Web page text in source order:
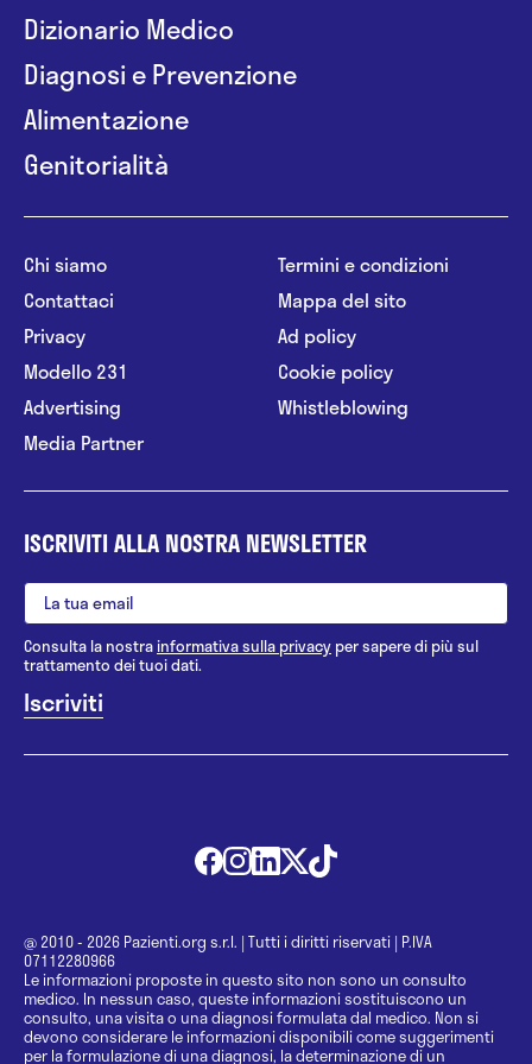
Dizionario Medico
Diagnosi e Prevenzione
Alimentazione
Genitorialità
Chi siamo
Contattaci
Privacy
Modello 231
Advertising
Media Partner
Termini e condizioni
Mappa del sito
Ad policy
Cookie policy
Whistleblowing
ISCRIVITI ALLA NOSTRA NEWSLETTER
Consulta la nostrainformativa sulla privacy per sapere di più sul
trattamento dei tuoi dati.
@ 2010 - 2026 Pazienti.org s.r.l. | Tutti i diritti riservati | P.IVA
07112280966
Le informazioni proposte in questo sito non sono un consulto
medico. In nessun caso, queste informazioni sostituiscono un
consulto, una visita o una diagnosi formulata dal medico. Non si
devono considerare le informazioni disponibili come suggerimenti
per la formulazione di una diagnosi, la determinazione di un